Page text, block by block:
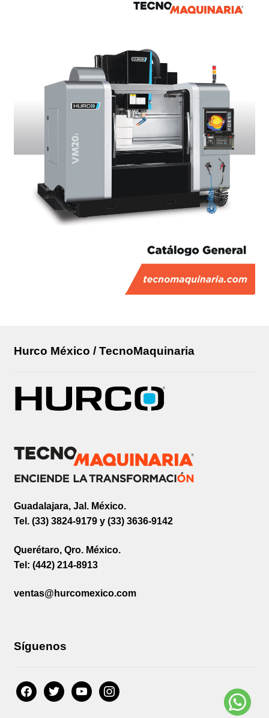
Hurco México / TecnoMaquinaria
Guadalajara, Jal. México.
Tel. (33) 3824-9179 y (33) 3636-9142
Querétaro, Qro. México.
Tel: (442) 214-8913
ventas@hurcomexico.com
Síguenos
facebook
twitter youtubeinstagram